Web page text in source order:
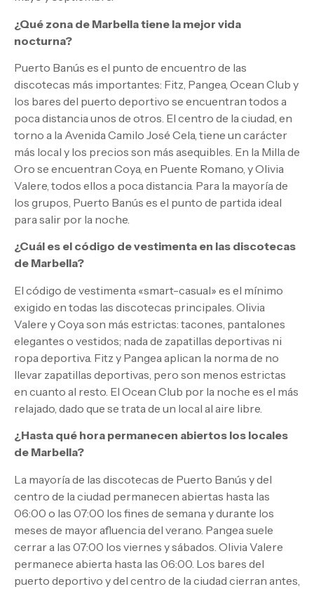
¿Qué zona de Marbella tiene la mejor vida
nocturna?
Puerto Banús es el punto de encuentro de las
discotecas más importantes: Fitz, Pangea, Ocean Club y
los bares del puerto deportivo se encuentran todos a
poca distancia unos de otros. El centro de la ciudad, en
torno a la Avenida Camilo José Cela, tiene un carácter
más local y los precios son más asequibles. En la Milla de
Oro se encuentran Coya, en Puente Romano, y Olivia
Valere, todos ellos a poca distancia. Para la mayoría de
los grupos, Puerto Banús es el punto de partida ideal
para salir por la noche.
¿Cuál es el código de vestimenta en las discotecas
de Marbella?
El código de vestimenta «smart-casual» es el mínimo
exigido en todas las discotecas principales. Olivia
Valere y Coya son más estrictas: tacones, pantalones
elegantes o vestidos; nada de zapatillas deportivas ni
ropa deportiva. Fitz y Pangea aplican la norma de no
llevar zapatillas deportivas, pero son menos estrictas
en cuanto al resto. El Ocean Club por la noche es el más
relajado, dado que se trata de un local al aire libre.
¿Hasta qué hora permanecen abiertos los locales
de Marbella?
La mayoría de las discotecas de Puerto Banús y del
centro de la ciudad permanecen abiertas hasta las
06:00 o las 07:00 los fines de semana y durante los
meses de mayor afluencia del verano. Pangea suele
cerrar a las 07:00 los viernes y sábados. Olivia Valere
permanece abierta hasta las 06:00. Los bares del
puerto deportivo y del centro de la ciudad cierran antes,